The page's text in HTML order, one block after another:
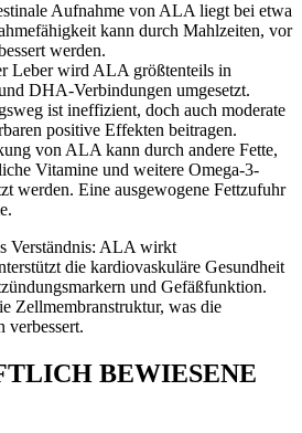
Aufnahme von ALA liegt bei etwa
kann durch Mahlzeiten, vor
werden.
Leber wird ALA größtenteils in
DHA-Verbindungen umgesetzt.
ist ineffizient, doch auch moderate
positive Effekten beitragen.
von ALA kann durch andere Fette,
Vitamine und weitere Omega-3-
werden. Eine ausgewogene Fettzufuhr
Verständnis: ALA wirkt
die kardiovaskuläre Gesundheit
und Gefäßfunktion.
Zellmembranstruktur, was die
verbessert.
BEWIESENE